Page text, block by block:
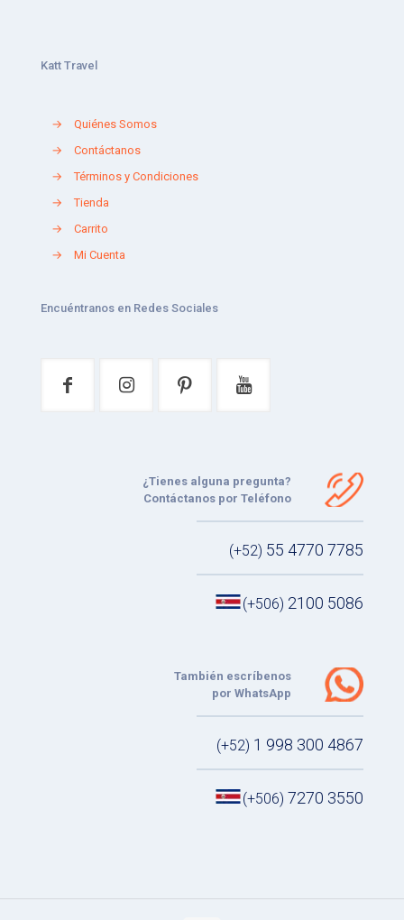
Katt Travel
→
Quiénes Somos
→
Contáctanos
→
Términos y Condiciones
→
Tienda
→
Carrito
→
Mi Cuenta
Encuéntranos en Redes Sociales
¿Tienes alguna pregunta?
Contáctanos por Teléfono
(+52) 55 4770 7785
(+506) 2100 5086
También escríbenos
por WhatsApp
(+52) 1 998 300 4867
(+506) 7270 3550